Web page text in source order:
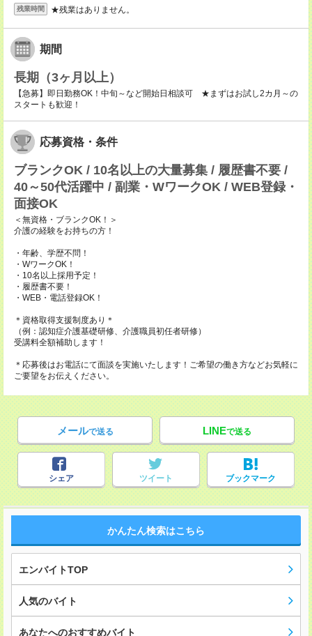
残業時間 ★残業はありません。
期間
長期（3ヶ月以上）
【急募】即日勤務OK！中旬～など開始日相談可 ★まずはお試し2カ月～の
スタートも歓迎！
応募資格・条件
ブランクOK / 10名以上の大量募集 / 履歴書不要 /
40～50代活躍中 / 副業・WワークOK / WEB登録・
面接OK
＜無資格・ブランクOK！＞
介護の経験をお持ちの方！
・年齢、学歴不問！
・WワークOK！
・10名以上採用予定！
・履歴書不要！
・WEB・電話登録OK！
＊資格取得支援制度あり＊
（例：認知症介護基礎研修、介護職員初任者研修）
受講料全額補助します！
＊応募後はお電話にて面談を実施いたします！ご希望の働き方などお気軽に
ご要望をお伝えください。
メールで送る LINEで送る
シェア ツイート ブックマーク
かんたん検索はこちら
エンバイトTOP
人気のバイト
あなたへのおすすめバイト